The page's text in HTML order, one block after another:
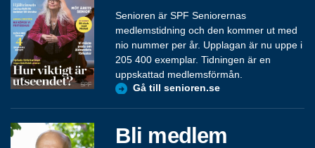
Senioren är SPF Seniorernas
medlemstidning och den kommer ut med
nio nummer per år. Upplagan är nu uppe i
205 400 exemplar. Tidningen är en
uppskattad medlemsförmån.
Gå till senioren.se
Bli medlem